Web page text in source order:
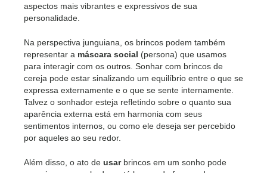
aspectos mais vibrantes e expressivos de sua
personalidade.
Na perspectiva junguiana, os brincos podem também
representar a máscara social (persona) que usamos
para interagir com os outros. Sonhar com brincos de
cereja pode estar sinalizando um equilíbrio entre o que se
expressa externamente e o que se sente internamente.
Talvez o sonhador esteja refletindo sobre o quanto sua
aparência externa está em harmonia com seus
sentimentos internos, ou como ele deseja ser percebido
por aqueles ao seu redor.
Além disso, o ato de usarbrincos em um sonho pode